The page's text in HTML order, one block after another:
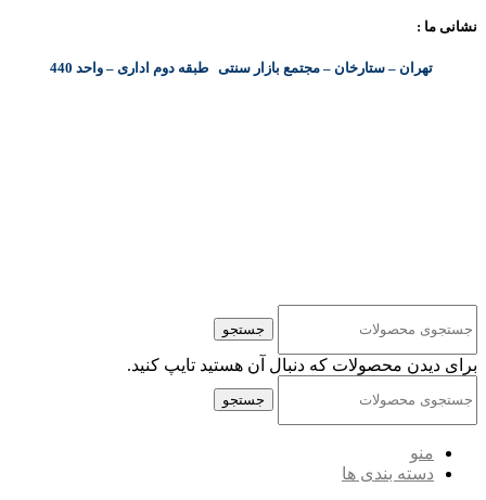
نشانی ما :
تهران – ستارخان – مجتمع بازار سنتی طبقه دوم اداری – واحد 440
جستجو
برای دیدن محصولات که دنبال آن هستید تایپ کنید.
جستجو
منو
دسته بندی ها